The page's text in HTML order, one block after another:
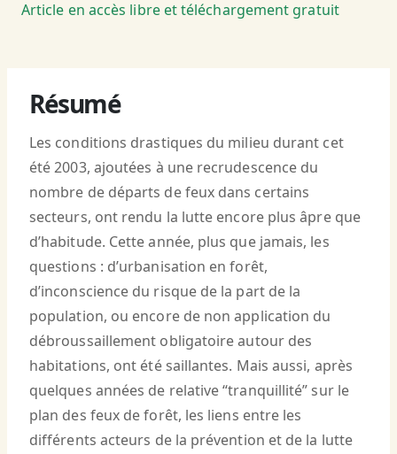
Article en accès libre et téléchargement gratuit
Résumé
Les conditions drastiques du milieu durant cet
été 2003, ajoutées à une recrudescence du
nombre de départs de feux dans certains
secteurs, ont rendu la lutte encore plus âpre que
d’habitude. Cette année, plus que jamais, les
questions : d’urbanisation en forêt,
d’inconscience du risque de la part de la
population, ou encore de non application du
débroussaillement obligatoire autour des
habitations, ont été saillantes. Mais aussi, après
quelques années de relative “tranquillité” sur le
plan des feux de forêt, les liens entre les
différents acteurs de la prévention et de la lutte